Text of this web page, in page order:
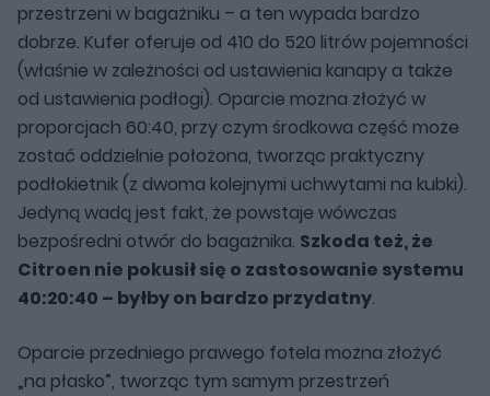
przestrzeni w bagażniku – a ten wypada bardzo
dobrze. Kufer oferuje od 410 do 520 litrów pojemności
(właśnie w zależności od ustawienia kanapy a także
od ustawienia podłogi). Oparcie można złożyć w
proporcjach 60:40, przy czym środkowa część może
zostać oddzielnie położona, tworząc praktyczny
podłokietnik (z dwoma kolejnymi uchwytami na kubki).
Jedyną wadą jest fakt, że powstaje wówczas
bezpośredni otwór do bagażnika. Szkoda też, że
Citroen nie pokusił się o zastosowanie systemu
40:20:40 – byłby on bardzo przydatny.
Oparcie przedniego prawego fotela można złożyć
„na płasko”, tworząc tym samym przestrzeń